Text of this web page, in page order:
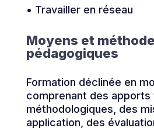
• Travailler en réseau
Moyens et
pédagogiques
Formation déclinée en
comprenant des
méthodologiques, des
application, des